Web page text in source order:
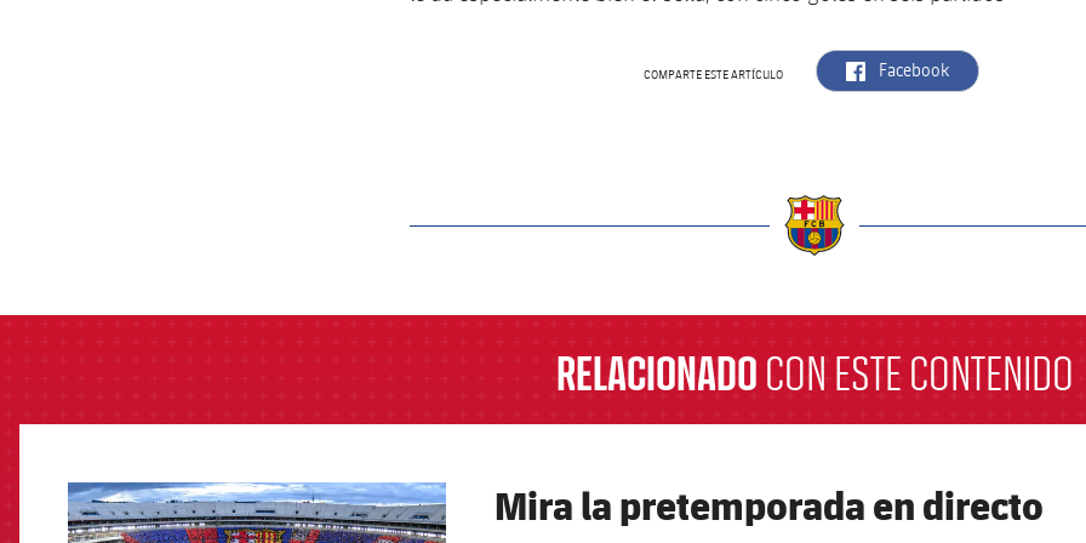
COMPARTE ESTE ARTÍCULO label.aria.facebook
Facebook
RELACIONADO CON ESTE CONTENIDO
FCB Barcelona badge Mira la pretemporada en directo